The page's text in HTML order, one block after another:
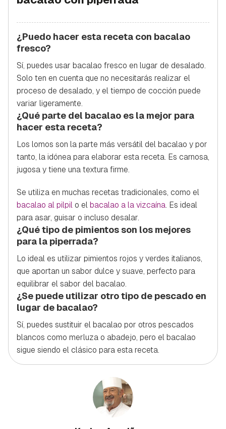
¿Puedo hacer esta receta con bacalao
fresco?
Sí, puedes usar bacalao fresco en lugar de desalado.
Solo ten en cuenta que no necesitarás realizar el
proceso de desalado, y el tiempo de cocción puede
variar ligeramente.
¿Qué parte del bacalao es la mejor para
hacer esta receta?
Los lomos son la parte más versátil del bacalao y por
tanto, la idónea para elaborar esta receta. Es carnosa,
jugosa y tiene una textura firme.
Se utiliza en muchas recetas tradicionales, como el
bacalao al pilpilo elbacalao a la vizcaína. Es ideal
para asar, guisar o incluso desalar.
¿Qué tipo de pimientos son los mejores
para la piperrada?
Lo ideal es utilizar pimientos rojos y verdes italianos,
que aportan un sabor dulce y suave, perfecto para
equilibrar el sabor del bacalao.
¿Se puede utilizar otro tipo de pescado en
lugar de bacalao?
Sí, puedes sustituir el bacalao por otros pescados
blancos como merluza o abadejo, pero el bacalao
sigue siendo el clásico para esta receta.